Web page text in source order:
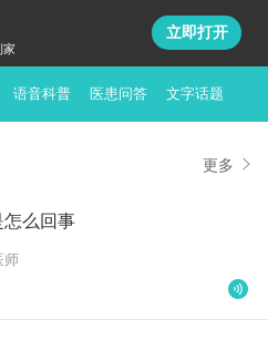
家
立即打开
语音科普 医患问答 文字话题
更多
怎么回事
师